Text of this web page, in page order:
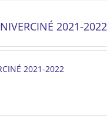
2021-2022
2021-2022